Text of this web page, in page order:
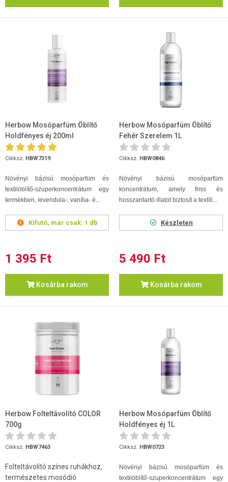
Herbow Mosóparfüm Öblítő
Holdfényes éj 200ml
Cikksz. HBW7319
Növényi bázisú mosóparfüm és
textilöblítő-szuperkoncentrátum egy
termékben, levendula-, vanília- é...
Kifutó, már csak: 1 db
1 395 Ft
Kosárba rakom
Herbow Mosóparfüm Öblítő
Fehér Szerelem 1L
Cikksz. HBW0846
Növényi bázisú mosóparfüm
koncentrátum, amely friss és
hosszantartó illatot biztosít a textíli...
Készleten
5 490 Ft
Kosárba rakom
Herbow Folteltávolító COLOR
700g
Cikksz. HBW7463
Folteltávolító színes ruhákhoz,
természetes mosódió
Herbow Mosóparfüm Öblítő
Holdfényes éj 1L
Cikksz. HBW0723
Növényi bázisú mosóparfüm és
textilöblítő-szuperkoncentrátum egy